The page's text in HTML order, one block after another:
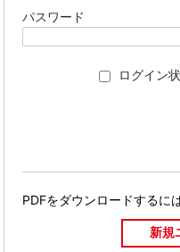
パスワード
ログイン
PDFをダウンロードするに